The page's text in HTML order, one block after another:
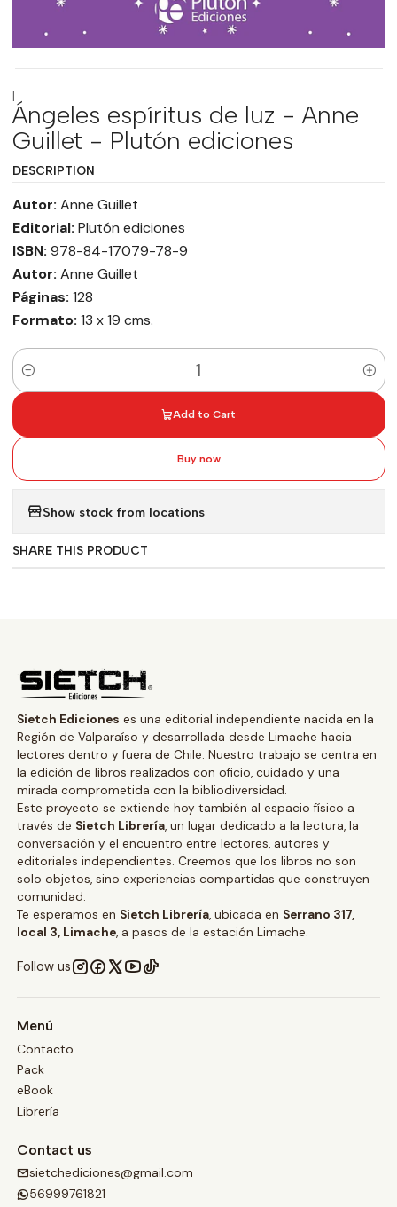
Ángeles espíritus de luz - Anne
Guillet - Plutón ediciones
DESCRIPTION
Autor: Anne Guillet
Editorial: Plutón ediciones
ISBN: 978-84-17079-78-9
Autor: Anne Guillet
Páginas: 128
Formato: 13 x 19 cms.
Quantity
Add to Cart
Buy now
Show stock from locations
SHARE THIS PRODUCT
Sietch Ediciones es una editorial independiente nacida en la
Región de Valparaíso y desarrollada desde Limache hacia
lectores dentro y fuera de Chile. Nuestro trabajo se centra en
la edición de libros realizados con oficio, cuidado y una
mirada comprometida con la bibliodiversidad.
Este proyecto se extiende hoy también al espacio físico a
través de Sietch Librería, un lugar dedicado a la lectura, la
conversación y el encuentro entre lectores, autores y
editoriales independientes. Creemos que los libros no son
solo objetos, sino experiencias compartidas que construyen
comunidad.
Te esperamos en Sietch Librería, ubicada en Serrano 317,
local 3, Limache, a pasos de la estación Limache.
Follow us
Menú
Contacto
Pack
eBook
Librería
Contact us
sietchediciones@gmail.com
56999761821